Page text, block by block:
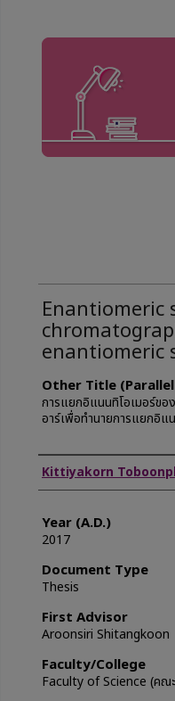
Enantiomeric
enantiomeric
Other Title
การแยกอิแนนทิโอเมอร์ข
อาร์เพื่อทำนายการแยกอิแ
Author
Kittiyakorn
Year (A.D.)
2017
Document Type
Thesis
First Advisor
Aroonsiri Shitangkoon
Faculty/College
Faculty of Science (คณ